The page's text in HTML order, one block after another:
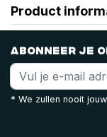
Product
Abonneer je
* We zullen nooit